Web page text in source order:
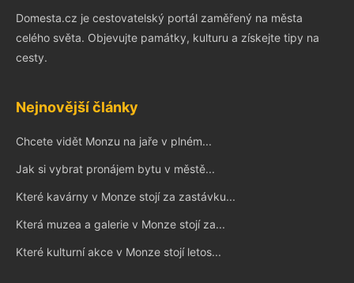
Domesta.cz je cestovatelský portál zaměřený na města
celého světa. Objevujte památky, kulturu a získejte tipy na
cesty.
Nejnovější články
Chcete vidět Monzu na jaře v plném...
Jak si vybrat pronájem bytu v městě...
Které kavárny v Monze stojí za zastávku...
Která muzea a galerie v Monze stojí za...
Které kulturní akce v Monze stojí letos...